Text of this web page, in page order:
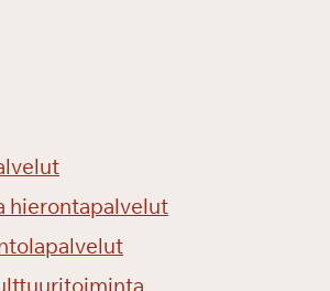
hierontapalvelut